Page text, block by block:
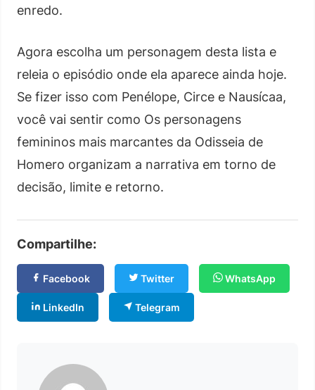
enredo.
Agora escolha um personagem desta lista e
releia o episódio onde ela aparece ainda hoje.
Se fizer isso com Penélope, Circe e Nausícaa,
você vai sentir como Os personagens
femininos mais marcantes da Odisseia de
Homero organizam a narrativa em torno de
decisão, limite e retorno.
Compartilhe:
Facebook Twitter WhatsApp
LinkedIn Telegram